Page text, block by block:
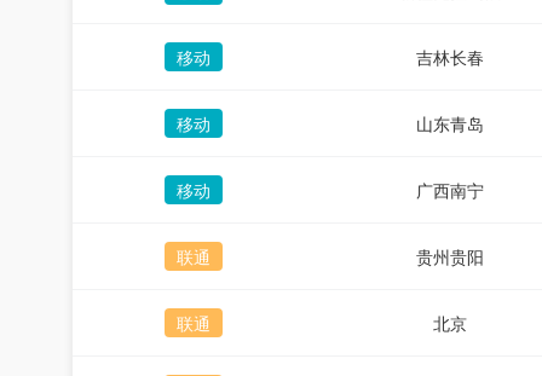
移动 吉林长春
移动 山东青岛
移动 广西南宁
联通 贵州贵阳
联通 北京